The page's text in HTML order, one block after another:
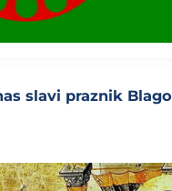
slavi praznik